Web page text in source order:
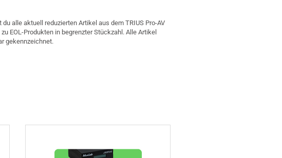
alle aktuell reduzierten Artikel aus dem TRIUS Pro-AV
EOL-Produkten in begrenzter Stückzahl. Alle Artikel
gekennzeichnet.